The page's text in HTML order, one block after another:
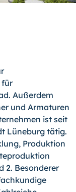
für
Außerdem
und Armaturen
ist seit
Lüneburg tätig.
Produktion
2. Besonderer